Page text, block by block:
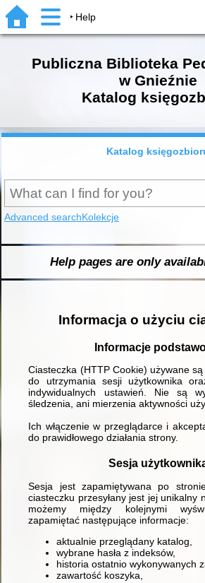
Help
Publiczna Biblioteka
w Gnieźnie
Katalog
Katalog
Advanced searchKolekcje
Help pages are only
Informacja o użyciu
Informacje
Ciasteczka (HTTP Cookie) używane
do utrzymania sesji użytkownika
indywidualnych ustawień. Nie są
śledzenia, ani mierzenia aktywności
Ich włączenie w przeglądarce i
do prawidłowego działania strony.
Sesja
Sesja jest zapamiętywana po
ciasteczku przesyłany jest jej unikalny
możemy między kolejnymi
zapamiętać następujące informacje:
aktualnie przeglądany katalog,
wybrane hasła z indeksów,
historia ostatnio wykonywanych
zawartość koszyka,